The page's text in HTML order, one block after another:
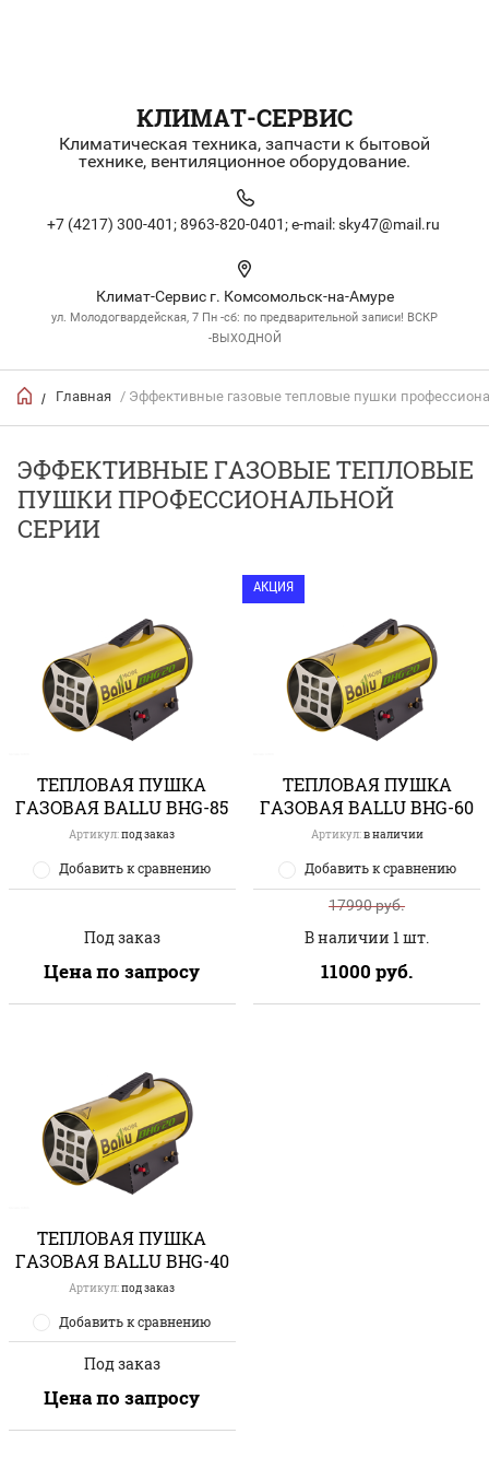
КЛИМАТ-СЕРВИС
Климатическая техника, запчасти к бытовой
технике, вентиляционное оборудование.
+7 (4217) 300-401; 8963-820-0401; e-mail: sky47@mail.ru
Климат-Сервис г. Комсомольск-на-Амуре
ул. Молодогвардейская, 7 Пн -сб: по предварительной записи! ВСКР
-ВЫХОДНОЙ
/ Главная / Эффективные газовые тепловые пушки
ЭФФЕКТИВНЫЕ ГАЗОВЫЕ ТЕПЛОВЫЕ
ПУШКИ ПРОФЕССИОНАЛЬНОЙ
СЕРИИ
ТЕПЛОВАЯ ПУШКА
ГАЗОВАЯ BALLU BHG-85
Артикул:под заказ
Добавить к сравнению
Под заказ
Цена по запросу
АКЦИЯ
ТЕПЛОВАЯ ПУШКА
ГАЗОВАЯ BALLU BHG-60
Артикул:в наличии
Добавить к сравнению
17990руб.
В наличии 1 шт.
11000 руб.
ТЕПЛОВАЯ ПУШКА
ГАЗОВАЯ BALLU BHG-40
Артикул:под заказ
Добавить к сравнению
Под заказ
Цена по запросу